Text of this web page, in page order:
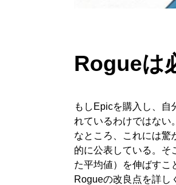
Rogueは
もしEpicを購入し、自
れているわけではない
なところ、これには驚
的に公表している。そ
た平均値）を伸ばすこ
Rogueの改良点を詳し